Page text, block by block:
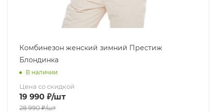
Комбинезон женский зимний Престиж
Блондинка
В наличии
Цена со скидкой
19 990 ₽/шт
28 990₽/шт